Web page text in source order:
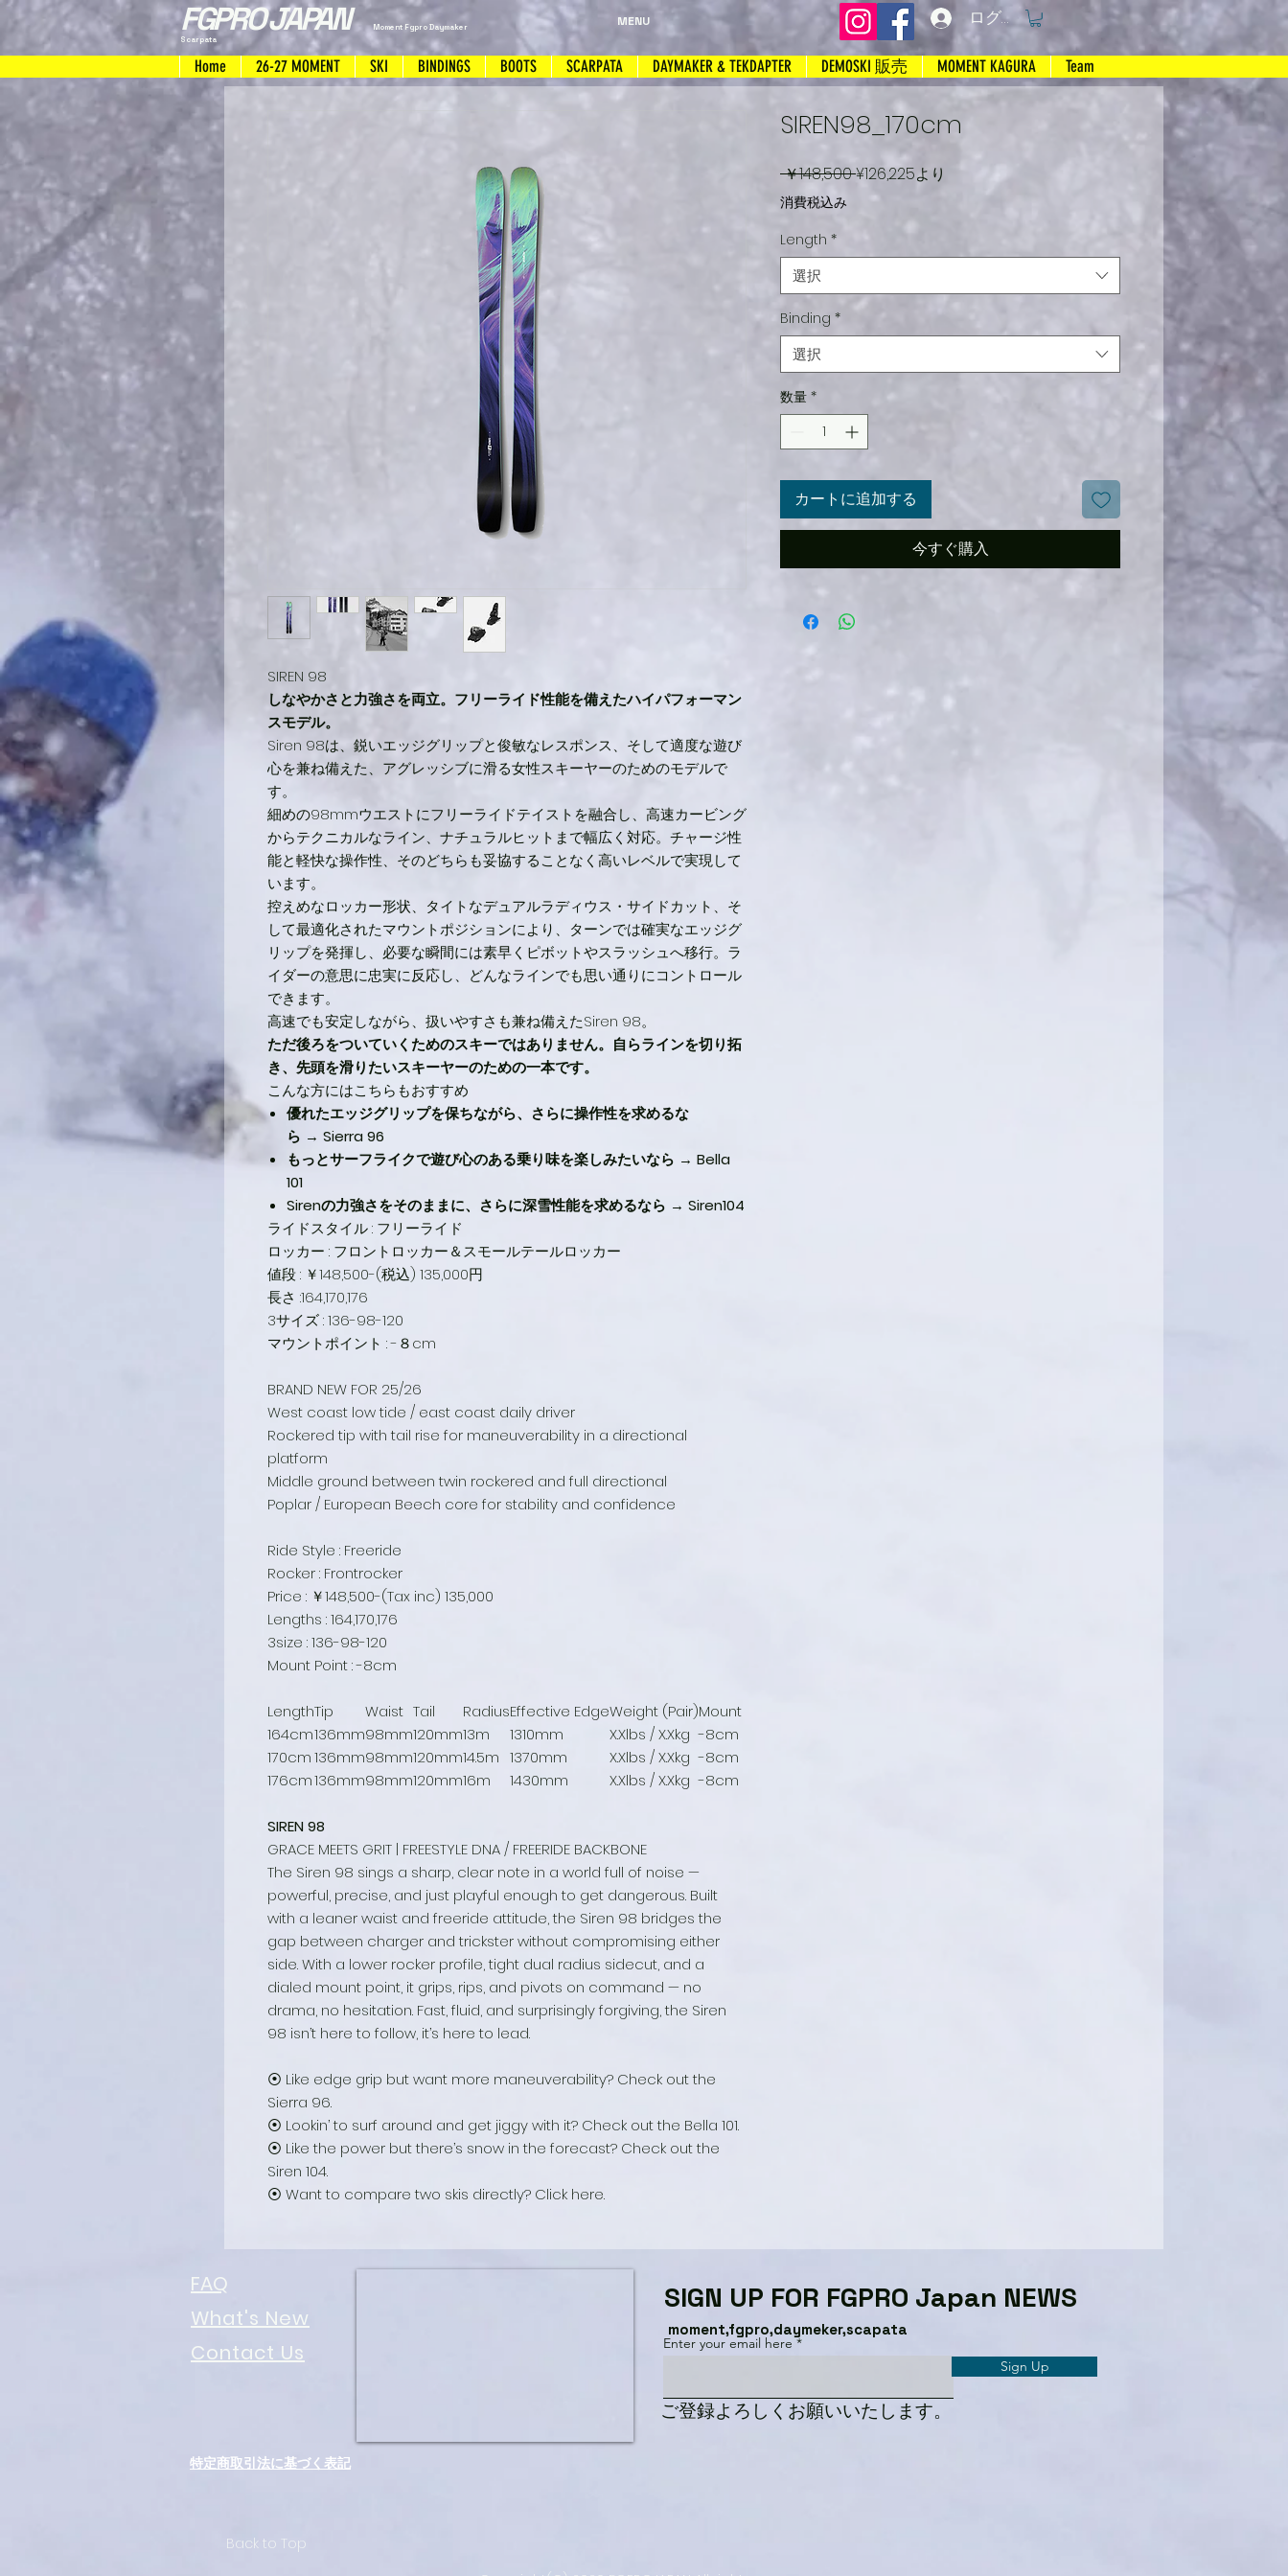
FGPRO JAPAN
Moment Fgpro Daymaker
Scarpata
MENU ログイン
Home 26-27 MOMENT SKI BINDINGS BOOTS SCARPATA DAYMAKER & TEKDAPTER DEMOSKI 販売 MOMENT KAGURA Team
SIREN 98
しなやかさと力強さを両立。フリーライド性能を備えたハイパフォーマン
スモデル。
Siren 98は、鋭いエッジグリップと俊敏なレスポンス、そして適度な遊び
心を兼ね備えた、アグレッシブに滑る女性スキーヤーのためのモデルで
す。
細めの98mmウエストにフリーライドテイストを融合し、高速カービング
からテクニカルなライン、ナチュラルヒットまで幅広く対応。チャージ性
能と軽快な操作性、そのどちらも妥協することなく高いレベルで実現して
います。
控えめなロッカー形状、タイトなデュアルラディウス・サイドカット、そ
して最適化されたマウントポジションにより、ターンでは確実なエッジグ
リップを発揮し、必要な瞬間には素早くピボットやスラッシュへ移行。ラ
イダーの意思に忠実に反応し、どんなラインでも思い通りにコントロール
できます。
高速でも安定しながら、扱いやすさも兼ね備えたSiren 98。
ただ後ろをついていくためのスキーではありません。自らラインを切り拓
き、先頭を滑りたいスキーヤーのための一本です。
こんな方にはこちらもおすすめ
優れたエッジグリップを保ちながら、さらに操作性を求めるな
ら → Sierra 96
もっとサーフライクで遊び心のある乗り味を楽しみたいなら → Bella
101
Sirenの力強さをそのままに、さらに深雪性能を求めるなら → Siren104
ライドスタイル : フリーライド
ロッカー : フロントロッカー＆スモールテールロッカー
値段 : ￥148,500-(税込) 135,000円
長さ :164,170,176
3サイズ : 136-98-120
マウントポイント : -８cm
BRAND NEW FOR 25/26
West coast low tide / east coast daily driver
Rockered tip with tail rise for maneuverability in a directional
platform
Middle ground between twin rockered and full directional
Poplar / European Beech core for stability and confidence
Ride Style : Freeride
Rocker : Frontrocker
Price : ￥148,500-(Tax inc) 135,000
Lengths : 164,170,176
3size : 136-98-120
Mount Point : -8cm
LengthTip Waist Tail RadiusEffective EdgeWeight (Pair)Mount
164cm136mm98mm120mm13m 1310mm X.Xlbs / X.Xkg -8cm
170cm136mm98mm120mm14.5m 1370mm X.Xlbs / X.Xkg -8cm
176cm136mm98mm120mm16m 1430mm X.Xlbs / X.Xkg -8cm
SIREN 98
GRACE MEETS GRIT | FREESTYLE DNA / FREERIDE BACKBONE
The Siren 98 sings a sharp, clear note in a world full of noise —
powerful, precise, and just playful enough to get dangerous. Built
with a leaner waist and freeride attitude, the Siren 98 bridges the
gap between charger and trickster without compromising either
side. With a lower rocker profile, tight dual radius sidecut, and a
dialed mount point, it grips, rips, and pivots on command — no
drama, no hesitation. Fast, fluid, and surprisingly forgiving, the Siren
98 isn’t here to follow, it’s here to lead.
⦿ Like edge grip but want more maneuverability? Check out the
Sierra 96.
⦿ Lookin’ to surf around and get jiggy with it? Check out the Bella 101.
⦿ Like the power but there’s snow in the forecast? Check out the
Siren 104.
⦿ Want to compare two skis directly? Click here.
SIREN98_170cm
￥148,500 通
¥126,225より
消費税込み
Length *
選択
Binding *
選択
数量 *
カートに追加する
今すぐ購入
FAQ
What's New
Contact Us
Back to Top
特定商取引法に基づく表記
Enter your email here
Sign Up
​ご登録よろしくお願いいたします。
SIGN UP FOR FGPRO Japan NEWS​
moment,fgpro,daymeker,scapata